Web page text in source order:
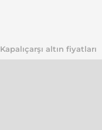
Kapalıçarşı altın fiyatları